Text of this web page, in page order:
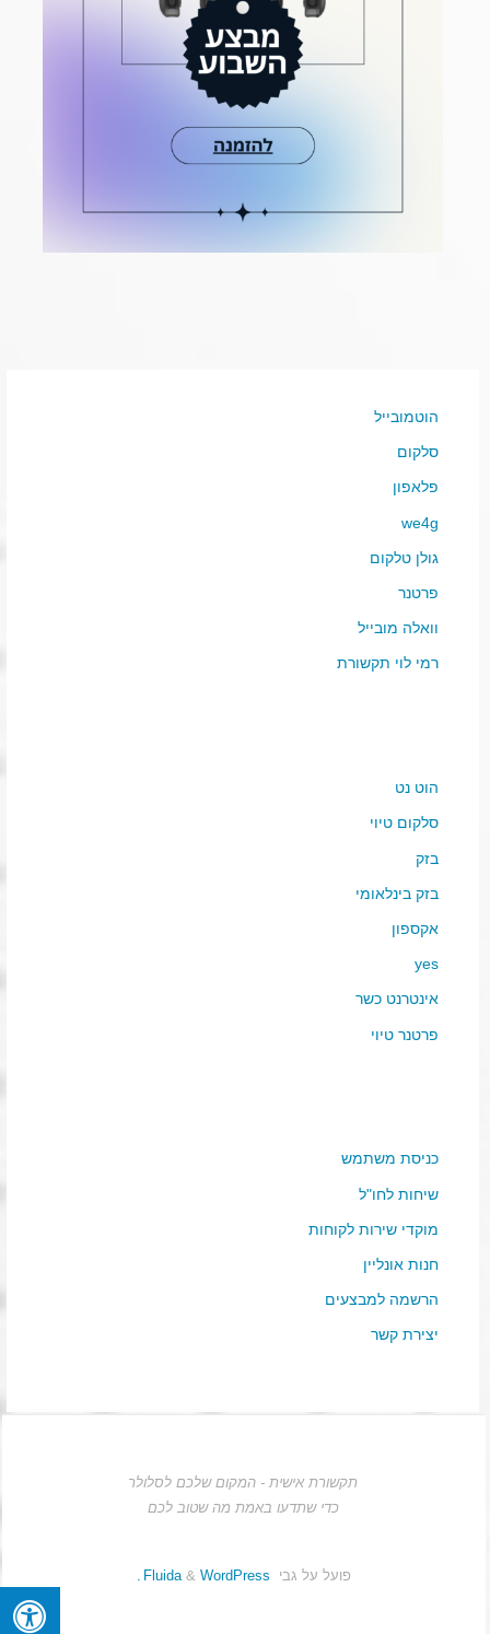
הוטמובייל
סלקום
פלאפון
we4g
גולן טלקום
פרטנר
וואלה מובייל
רמי לוי תקשורת
הוט נט
סלקום טיוי
בזק
בזק בינלאומי
אקספון
yes
אינטרנט כשר
פרטנר טיוי
כניסת משתמש
שיחות לחו"ל
מוקדי שירות לקוחות
חנות אונליין
הרשמה למבצעים
יצירת קשר
תקשורת אישית - המקום שלכם לסלולר
כדי שתדעו באמת מה שטוב לכם
פועל על גבי & WordPress.